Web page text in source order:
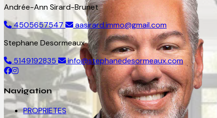
Andrée-Ann Sirard-Brunet
4505657547
aasirard.immo@gmail.com
Stephane Desormeaux
5149192835
info@stephanedesormeaux.com
Navigation
PROPRIETES